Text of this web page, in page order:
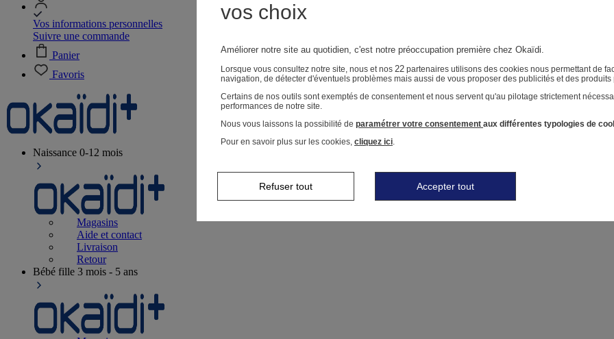
Vos informations personnelles
Suivre une commande
Panier
Favoris
Naissance 0-12 mois
Magasins
Aide et contact
Livraison
Retour
Bébé fille 3 mois - 5 ans
vos choix
Améliorer notre site au quotidien, c'est notre préoccupation première chez Okaïdi.
Lorsque vous consultez notre site, nous et nos 22 partenaires utilisons des cookies nous permettant de
navigation, de détecter d'éventuels problèmes mais aussi de vous proposer des publicités et des
Certains de nos outils sont exemptés de consentement et nous servent qu'au pilotage strictement
performances de notre site.
Nous vous laissons la possibilité de paramétrer votre consentement aux différentes typologies de
Pour en savoir plus sur les cookies, cliquez ici.
Refuser tout Accepter tout